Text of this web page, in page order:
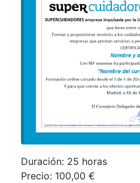
Duración: 25 horas
Precio: 100,00 €